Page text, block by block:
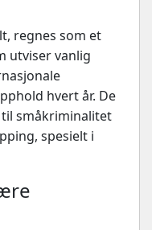
regnes som et
utviser vanlig
hvert år. De
småkriminalitet
spesielt i